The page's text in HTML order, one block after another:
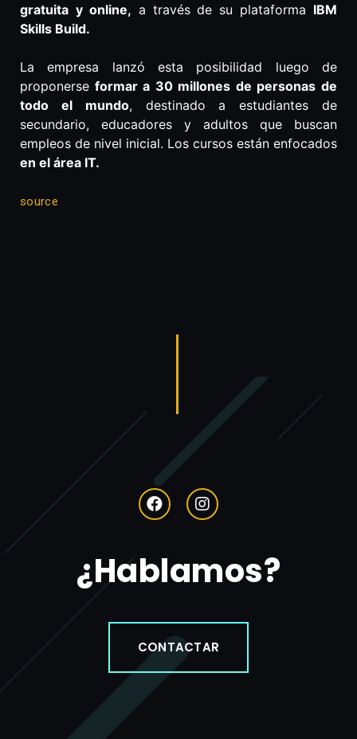
gratuita y online, a través de su plataforma IBM
Skills Build.
La empresa lanzó esta posibilidad luego de
proponerse formar a 30 millones de personas de
todo el mundo, destinado a estudiantes de
secundario, educadores y adultos que buscan
empleos de nivel inicial. Los cursos están enfocados
en el área IT.
source
¿Hablamos?
CONTACTAR